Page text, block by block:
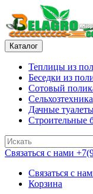
Каталог
Теплицы из
Беседки из
Сотовый
Сельхозтехника
Дачные
Строительные
Связаться с нами
Связаться с
Корзина